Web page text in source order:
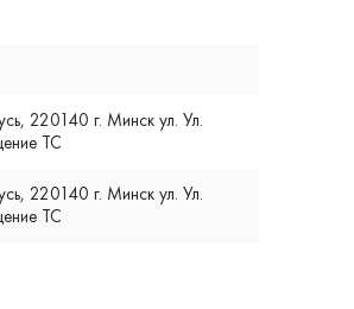
220140 г. Минск ул. Ул.
ТС
220140 г. Минск ул. Ул.
ТС